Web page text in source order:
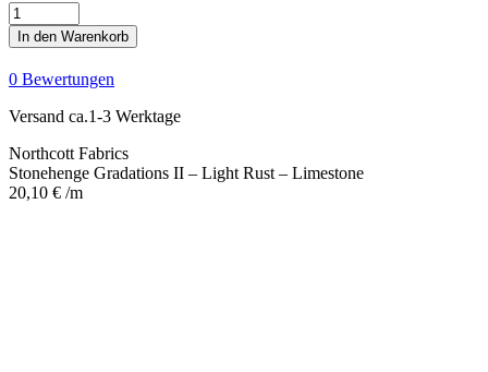
Stonehenge
Gradations
II
-
Light
Rust
Limestone
Menge
In den Warenkorb
0 Bewertungen
Versand ca.1-3 Werktage
Northcott Fabrics
Stonehenge Gradations II – Light Rust – Limestone
20,10 € /m